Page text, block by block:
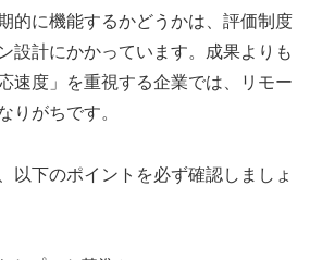
的に機能するかどうかは、評価制度
設計にかかっています。成果よりも
速度」を重視する企業では、リモー
りがちです。
以下のポイントを必ず確認しましょ